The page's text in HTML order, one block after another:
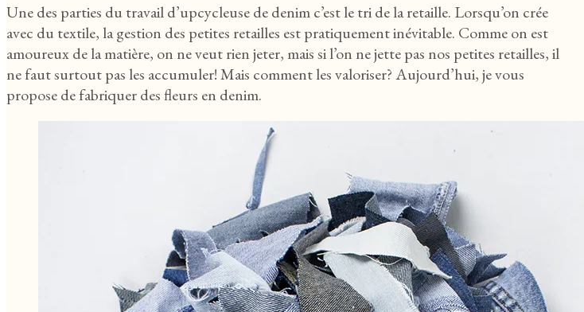
Une des parties du travail d’upcycleuse de denim c’est le tri de la retaille. Lorsqu’on crée
avec du textile, la gestion des petites retailles est pratiquement inévitable. Comme on est
amoureux de la matière, on ne veut rien jeter, mais si l’on ne jette pas nos petites retailles, il
ne faut surtout pas les accumuler! Mais comment les valoriser? Aujourd’hui, je vous
propose de fabriquer des fleurs en denim.